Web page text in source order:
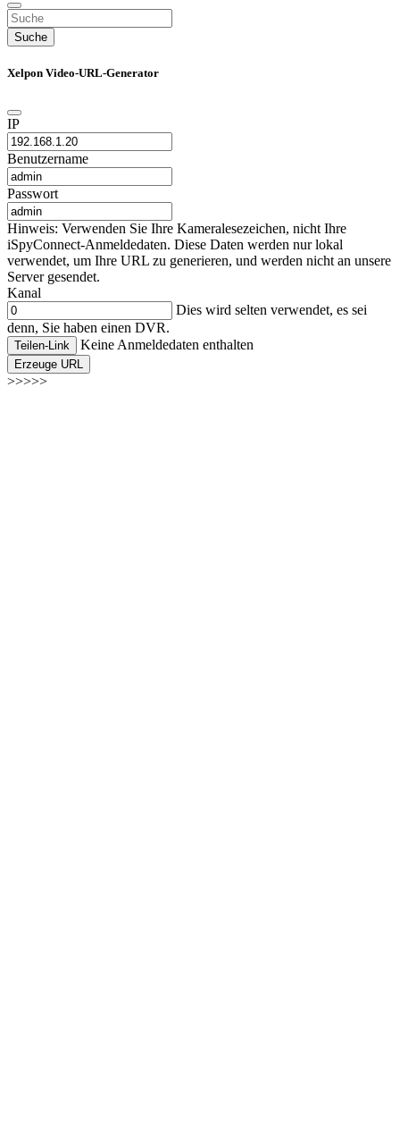
Suche
Xelpon Video-URL-Generator
IP
Benutzername
Passwort
Hinweis: Verwenden Sie Ihre Kameralesezeichen, nicht Ihre
iSpyConnect-Anmeldedaten. Diese Daten werden nur lokal
verwendet, um Ihre URL zu generieren, und werden nicht an unsere
Server gesendet.
Kanal
Dies wird selten verwendet, es sei
denn, Sie haben einen DVR.
Teilen-Link Keine Anmeldedaten enthalten
Erzeuge URL
>>>>>